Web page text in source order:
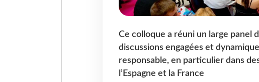
Ce colloque a réuni un large panel
discussions engagées et
responsable, en particulier dans
l’Espagne et la France